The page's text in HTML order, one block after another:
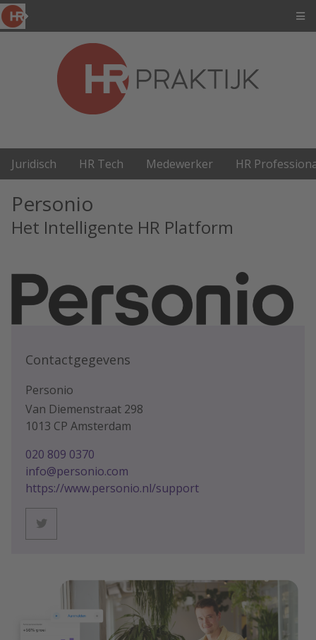
Juridisch HR Tech Medewerker HR
Personio
Het Intelligente HR Platform
Contactgegevens
Personio
Van Diemenstraat 298
1013 CP Amsterdam
020 809 0370
info@personio.com
https://www.personio.nl/support